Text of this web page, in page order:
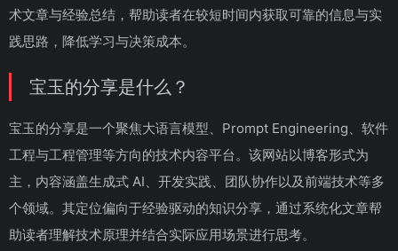
术文章与经验总结，帮助读者在较短时间内获取可靠的信息与实
践思路，降低学习与决策成本。
宝玉的分享是什么？
宝玉的分享是一个聚焦大语言模型、Prompt Engineering、软件
工程与工程管理等方向的技术内容平台。该网站以博客形式为
主，内容涵盖生成式 AI、开发实践、团队协作以及前端技术等多
个领域。其定位偏向于经验驱动的知识分享，通过系统化文章帮
助读者理解技术原理并结合实际应用场景进行思考。